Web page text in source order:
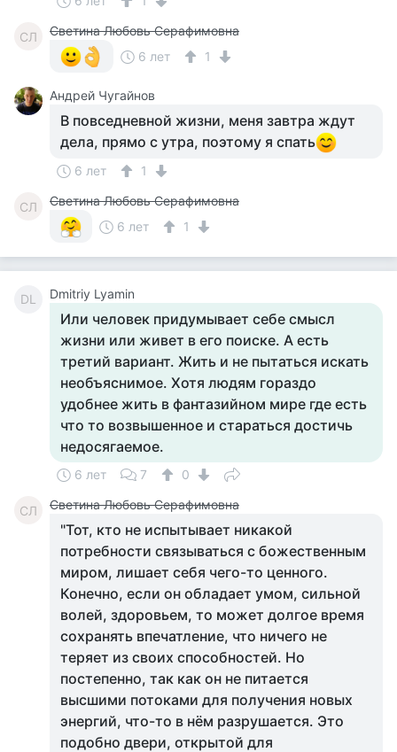
СЛ
Светина Любовь Серафимовна
6 лет
1
Андрей Чугайнов
В повседневной жизни, меня завтра ждут
дела, прямо с утра, поэтому я спать
6 лет 1
СЛ
Светина Любовь Серафимовна
6 лет
1
DL Dmitriy Lyamin
Или человек придумывает себе смысл
жизни или живет в его поиске. А есть
третий вариант. Жить и не пытаться искать
необъяснимое. Хотя людям гораздо
удобнее жить в фантазийном мире где есть
что то возвышенное и стараться достичь
недосягаемое.
6 лет 7 0
СЛ Светина Любовь Серафимовна
"Тот, кто не испытывает никакой
потребности связываться с божественным
миром, лишает себя чего-то ценного.
Конечно, если он обладает умом, сильной
волей, здоровьем, то может долгое время
сохранять впечатление, что ничего не
теряет из своих способностей. Но
постепенно, так как он не питается
высшими потоками для получения новых
энергий, что-то в нём разрушается. Это
подобно двери, открытой для